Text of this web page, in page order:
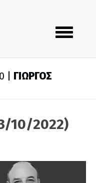
Toggle
navigation
| ΓΙΩΡΓΟΣ
10/2022)